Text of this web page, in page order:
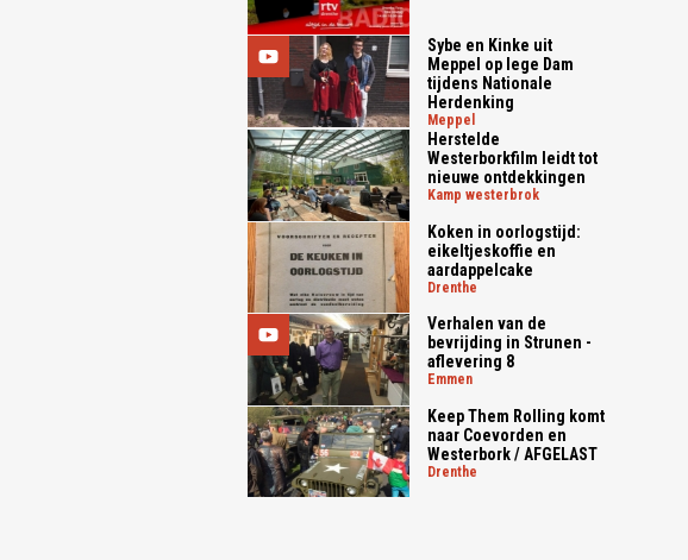
Sybe en Kinke uit
Meppel op lege Dam
tijdens Nationale
Herdenking
meppel
Herstelde
Westerborkfilm leidt tot
nieuwe ontdekkingen
kamp westerbrok
Koken in oorlogstijd:
eikeltjeskoffie en
aardappelcake
drenthe
Verhalen van de
bevrijding in Strunen -
aflevering 8
emmen
Keep Them Rolling komt
naar Coevorden en
Westerbork / AFGELAST
drenthe